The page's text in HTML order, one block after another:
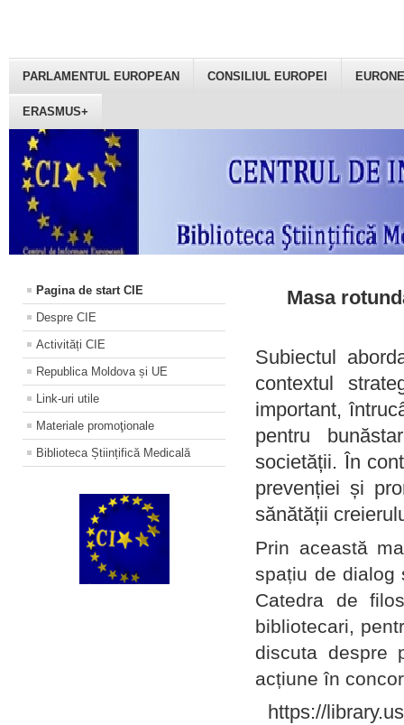
PARLAMENTUL EUROPEAN CONSILIUL EUROPEI
ERASMUS+
Pagina de start CIE
Despre CIE
Activități CIE
Republica Moldova și UE
Link-uri utile
Materiale promoţionale
Biblioteca Științifică Medicală
Masa
Subiectul
contextul
important,
pentru
societății. În
prevenției și
sănătății
Prin această
spațiu de dialog
Catedra de
bibliotecari,
discuta despre
acțiune în
https://